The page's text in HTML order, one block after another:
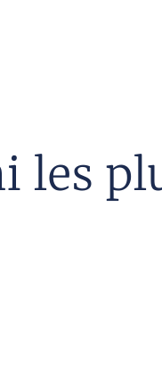
les